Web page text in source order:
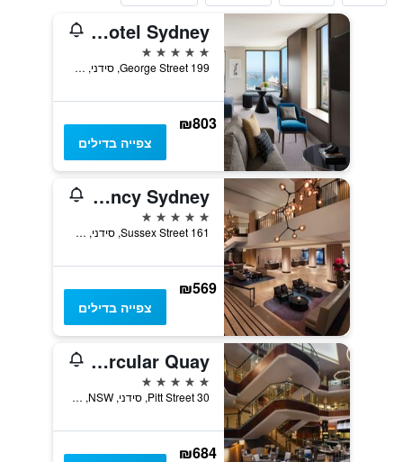
Four Seasons Hotel Sydney
5 כוכבים
199 George Street, סידני, NSW, אוסטרליה
₪803
צפייה בדילים
Hyatt Regency Sydney
5 כוכבים
161 Sussex Street, סידני, NSW, אוסטרליה
₪569
צפייה בדילים
Sydney Harbour Marriott Hotel at Circular Quay
5 כוכבים
30 Pitt Street, סידני, NSW, אוסטרליה
₪684